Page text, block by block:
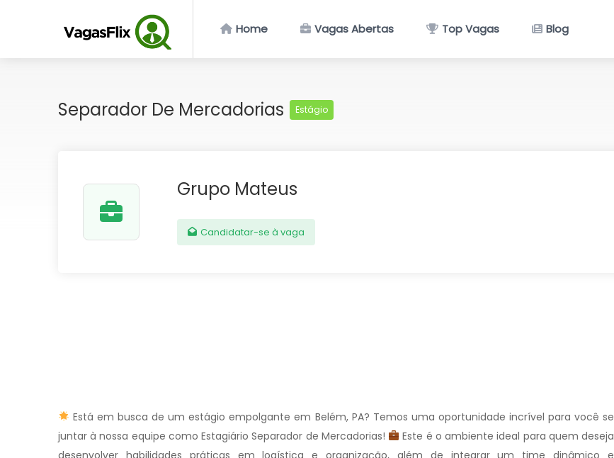
Home Vagas Abertas Top Vagas Blog
Separador De Mercadorias Estágio
Grupo Mateus
Candidatar-se à vaga
Está em busca de um estágio empolgante em Belém, PA? Temos uma oportunidade incrível para você se
juntar à nossa equipe como Estagiário Separador de Mercadorias!
Este é o ambiente ideal para quem deseja
desenvolver habilidades práticas em logística e organização, além de integrar um time dinâmico e